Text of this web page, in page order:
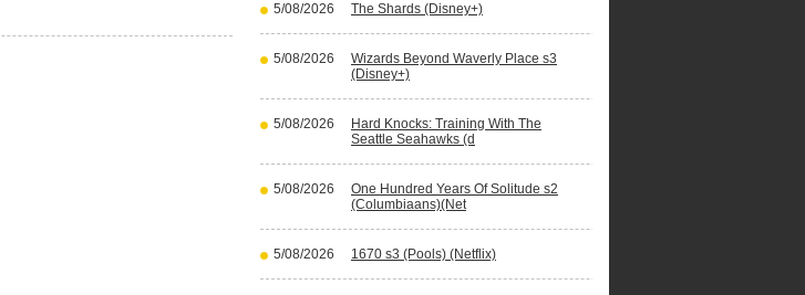
5/08/2026 The Shards (Disney+)
5/08/2026
Wizards Beyond Waverly Place s3
(Disney+)
5/08/2026
Hard Knocks: Training With The
Seattle Seahawks (d
5/08/2026
One Hundred Years Of Solitude s2
(Columbiaans)(Net
5/08/2026 1670 s3 (Pools) (Netflix)